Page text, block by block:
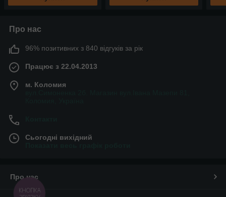
Про нас
96% позитивних з 840 відгуків за рік
Працює з 22.04.2013
м. Коломия
Сьогодні вихідний
Про нас
КНОПКА